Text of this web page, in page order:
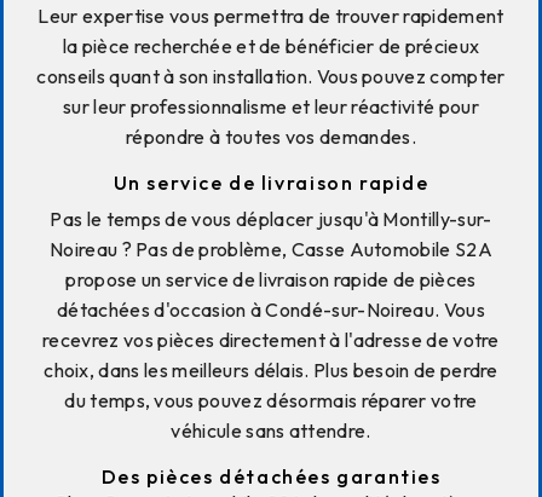
Leur expertise vous permettra de trouver rapidement
la pièce recherchée et de bénéficier de précieux
conseils quant à son installation. Vous pouvez compter
sur leur professionnalisme et leur réactivité pour
répondre à toutes vos demandes.
Un service de livraison rapide
Pas le temps de vous déplacer jusqu'à Montilly-sur-
Noireau ? Pas de problème, Casse Automobile S2A
propose un service de livraison rapide de pièces
détachées d'occasion à Condé-sur-Noireau. Vous
recevrez vos pièces directement à l'adresse de votre
choix, dans les meilleurs délais. Plus besoin de perdre
du temps, vous pouvez désormais réparer votre
véhicule sans attendre.
Des pièces détachées garanties